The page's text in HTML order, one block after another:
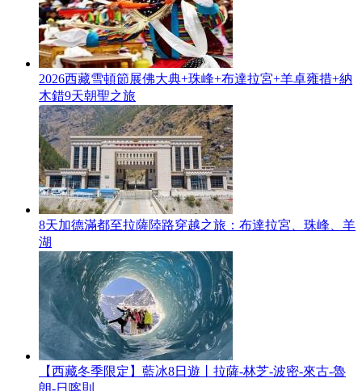
2026西藏雪頓節展佛大典+珠峰+布達拉宮+羊卓雍措+納
木錯9天朝聖之旅
8天加德滿都至拉薩陸路穿越之旅：布達拉宮、珠峰、羊
湖
【西藏冬季限定】藍冰8日遊丨拉薩-林芝-波密-來古-魯
朗-日喀則